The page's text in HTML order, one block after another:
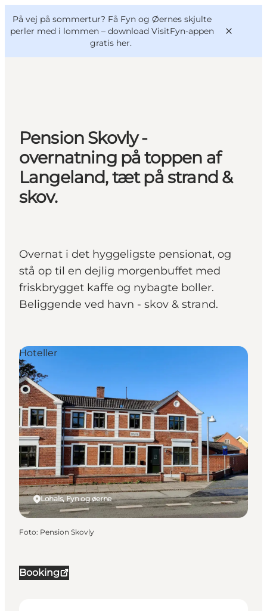
På vej på sommertur? Få Fyn og Øernes skjulte
perler med i lommen – download VisitFyn-appen
gratis her.
Oplevelser
Outdoor
Mad og drikke
Overnatning
Book lokale oplevelser
VisitFyn
Deutsch
Pension Skovly -
overnatning på toppen af
Langeland, tæt på strand &
skov.
Overnat i det hyggeligste pensionat, og
stå op til en dejlig morgenbuffet med
friskbrygget kaffe og nybagte boller.
Beliggende ved havn - skov & strand.
Booking
Lohals, Fyn og øerne
Hoteller
Foto: Pension Skovly